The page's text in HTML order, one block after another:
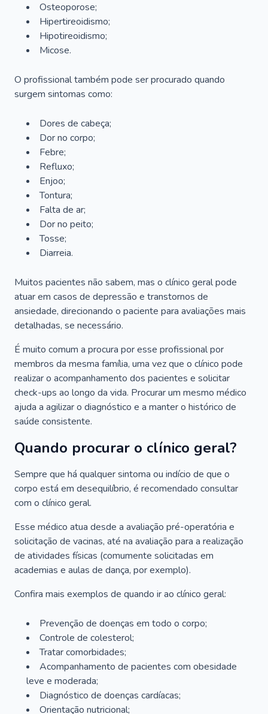
Osteoporose;
Hipertireoidismo;
Hipotireoidismo;
Micose.
O profissional também pode ser procurado quando
surgem sintomas como:
Dores de cabeça;
Dor no corpo;
Febre;
Refluxo;
Enjoo;
Tontura;
Falta de ar;
Dor no peito;
Tosse;
Diarreia.
Muitos pacientes não sabem, mas o clínico geral pode
atuar em casos de depressão e transtornos de
ansiedade, direcionando o paciente para avaliações mais
detalhadas, se necessário.
É muito comum a procura por esse profissional por
membros da mesma família, uma vez que o clínico pode
realizar o acompanhamento dos pacientes e solicitar
check-ups ao longo da vida. Procurar um mesmo médico
ajuda a agilizar o diagnóstico e a manter o histórico de
saúde consistente.
Quando procurar o clínico geral?
Sempre que há qualquer sintoma ou indício de que o
corpo está em desequilíbrio, é recomendado consultar
com o clínico geral.
Esse médico atua desde a avaliação pré-operatória e
solicitação de vacinas, até na avaliação para a realização
de atividades físicas (comumente solicitadas em
academias e aulas de dança, por exemplo).
Confira mais exemplos de quando ir ao clínico geral:
Prevenção de doenças em todo o corpo;
Controle de colesterol;
Tratar comorbidades;
Acompanhamento de pacientes com obesidade
leve e moderada;
Diagnóstico de doenças cardíacas;
Orientação nutricional;